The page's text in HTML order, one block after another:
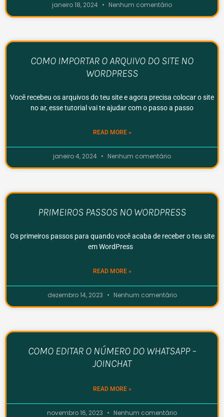
janeiro 18, 2024 Nenhum comentário
COMO IMPORTAR O ARQUIVO DO SITE NO
WORDPRESS
Você recebeu os arquivos do teu site e agora precisa colocar o site
no ar, esse tutorial vai te ajudar com o passo a passo
READ MORE »
janeiro 4, 2024 Nenhum comentário
PRIMEIROS PASSOS NO WORDPRESS
Os primeiros passos para quando você acaba de receber o teu site
em WordPress
READ MORE »
dezembro 14, 2023 Nenhum comentário
COMO EDITAR O NÚMERO DO WHATSAPP –
JOINCHAT
READ MORE »
novembro 16, 2023 Nenhum comentário